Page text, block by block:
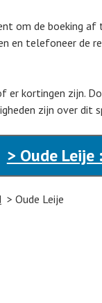
om de boeking af
en telefoneer de
er kortingen zijn.
zijn over dit
> Oude
Oude Leije